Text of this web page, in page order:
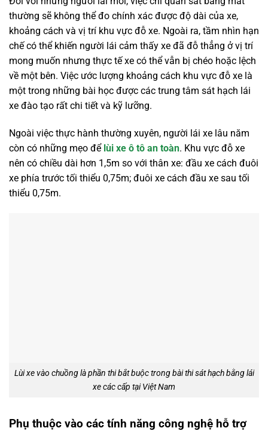
thường sẽ không thể đo chính xác được độ dài của xe,
khoảng cách và vị trí khu vực đỗ xe. Ngoài ra, tầm nhìn hạn
chế có thể khiến người lái cảm thấy xe đã đỗ thẳng ở vị trí
mong muốn nhưng thực tế xe có thể vẫn bị chéo hoặc lệch
về một bên. Việc ước lượng khoảng cách khu vực đỗ xe là
một trong những bài học được các trung tâm sát hạch lái
xe đào tạo rất chi tiết và kỹ lưỡng.
Ngoài việc thực hành thường xuyên, người lái xe lâu năm
còn có những mẹo để lùi xe ô tô an toàn. Khu vực đỗ xe
nên có chiều dài hơn 1,5m so với thân xe: đầu xe cách đuôi
xe phía trước tối thiểu 0,75m; đuôi xe cách đầu xe sau tối
thiểu 0,75m.
Lùi xe vào chuồng là phần thi bắt buộc trong bài thi sát hạch bằng lái
xe các cấp tại Việt Nam
Phụ thuộc vào các tính năng công nghệ hỗ trợ